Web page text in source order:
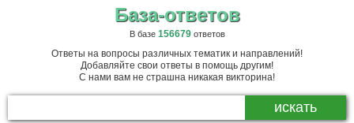
База-ответов
В базе 156679ответов
Ответы на вопросы различных тематик и направлений!
Добавляйте свои ответы в помощь другим!
С нами вам не страшна никакая викторина!